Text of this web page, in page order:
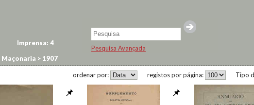
Pesquisa Avançada
Imprensa: 4
Maçonaria > 1907
Tipo
registos por página:
ordenar por: